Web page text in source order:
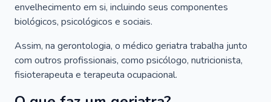
envelhecimento em si, incluindo seus componentes
biológicos, psicológicos e sociais.
Assim, na gerontologia, o médico geriatra trabalha junto
com outros profissionais, como psicólogo, nutricionista,
fisioterapeuta e terapeuta ocupacional.